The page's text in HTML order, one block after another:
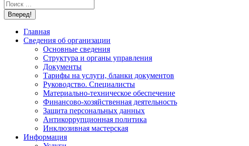
Главная
Сведения об организации
Основные сведения
Структура и органы управления
Документы
Тарифы на услуги, бланки документов
Руководство. Специалисты
Материально-техническое обеспечение
Финансово-хозяйственная деятельность
Защита персональных данных
Антикоррупционная политика
Инклюзивная мастерская
Информация